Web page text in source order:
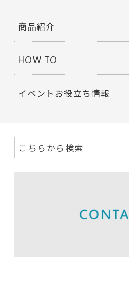
商品紹介
HOW TO
イベントお役立ち情報